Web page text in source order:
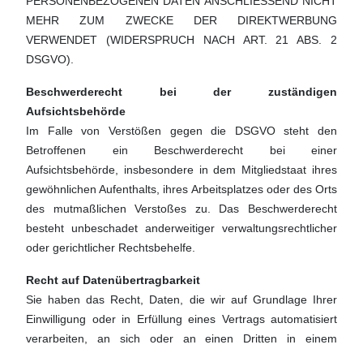
MEHR ZUM ZWECKE DER DIREKTWERBUNG
VERWENDET (WIDERSPRUCH NACH ART. 21 ABS. 2
DSGVO).
Beschwerderecht bei der zuständigen
Aufsichtsbehörde
Im Falle von Verstößen gegen die DSGVO steht den
Betroffenen ein Beschwerderecht bei einer
Aufsichtsbehörde, insbesondere in dem Mitgliedstaat ihres
gewöhnlichen Aufenthalts, ihres Arbeitsplatzes oder des Orts
des mutmaßlichen Verstoßes zu. Das Beschwerderecht
besteht unbeschadet anderweitiger verwaltungsrechtlicher
oder gerichtlicher Rechtsbehelfe.
Recht auf Datenübertragbarkeit
Sie haben das Recht, Daten, die wir auf Grundlage Ihrer
Einwilligung oder in Erfüllung eines Vertrags automatisiert
verarbeiten, an sich oder an einen Dritten in einem